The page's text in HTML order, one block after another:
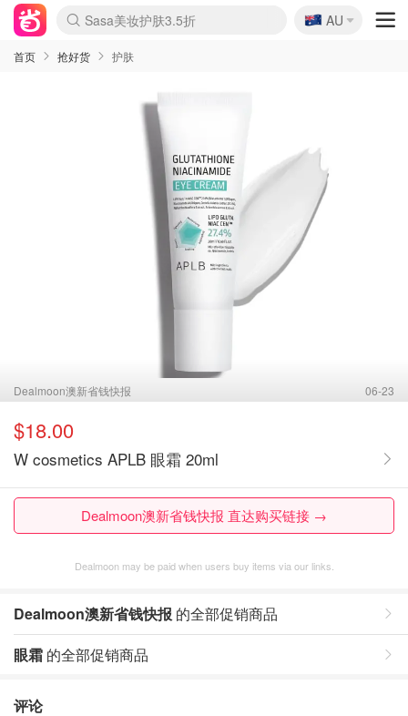
lululemon折扣上新
Sasa美妆护肤3.5折
SSENSE年中3折
FreshBeauty好价汇总
Cettire降价+叠9折
Farfetch折上8折
WWS Coles超市实拍
viagogo二手票捡漏
Myer清仓1折起
The Outnet奢牌1折起
David Jones 3折起
Flannels大牌1折
Perfumes Club护肤1折
AMIRO返校季6.2折
Oweek抽奖送Airpods
Amazon折扣汇总
eToro入金$200送$50
Amazon数码好物
ICONIC本周7.5折
ThedoubleF高奢地板价
Moose Knuckles 6折
丝芙兰5折起
EUFY官网3.7折起
Selenichast首饰2折
Trip机票酒店促销
YSL送5件彩妆礼
Amazon家居好物
BIGBANG巡演开票
David Jones时尚3折
Amazon美妆护肤
雅漾大喷$8
过敏原检测盒$33
伊索独家赠50ml沐浴露
科颜氏清仓3折
SEALIFE海洋馆门票6折
丝塔芙大白罐$16
订阅Newsletter送香薰
Cult Beauty 6.8折
Harrods圣诞日历2.3折
LN-CC奢牌私促3折
d'Alba空姐喷雾$16
EVE LOM套装逆天2折
Bernardelli独家4折
Adore Beauty 6折起
CT圣诞日历
Mytheresa奢品2.7折
Luxury Escapes 9折
Currentbody美容仪9折
卡诗9折+赠4件礼
MOON Garden Live
ALLSAINTS美衣3折
Roborock扫地机3.7折
Tingo Life水杯$24
Valentino官网5折
CR洗发护发6.3折
🇦🇺
AU
首页 抢好货 护肤
Dealmoon澳新省钱快报 06-23
$18.00
W cosmetics APLB 眼霜 20ml
Dealmoon澳新省钱快报 直达购买链接 →
Dealmoon may be paid when users buy items via our links.
Dealmoon澳新省钱快报 的全部促销商品
眼霜 的全部促销商品
评论